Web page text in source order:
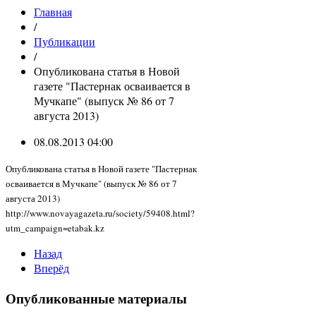
Главная
/
Публикации
/
Опубликована статья в Новой
газете "Пастернак осваивается в
Мучкапе" (выпуск № 86 от 7
августа 2013)
08.08.2013 04:00
Опубликована статья в Новой газете "Пастернак
осваивается в Мучкапе" (выпуск № 86 от 7
августа 2013)
http://www.novayagazeta.ru/society/59408.html?
utm_campaign=etabak.kz
Назад
Вперёд
Опубликованные материалы